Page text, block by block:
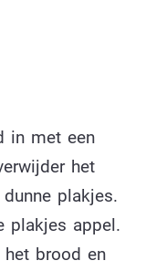
in met een
het
plakjes.
plakjes appel.
brood en